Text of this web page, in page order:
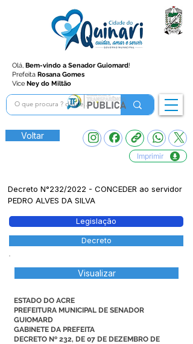
Olá, Bem-vindo a Senador Guiomard!
Prefeita Rosana Gomes
Vice Ney do Miltão
Voltar
Imprimir
Decreto N°232/2022 - CONCEDER ao servidor
PEDRO ALVES DA SILVA
Legislação
Decreto
Visualizar
ESTADO DO ACRE
PREFEITURA MUNICIPAL DE SENADOR
GUIOMARD
GABINETE DA PREFEITA
DECRETO Nº 232, DE 07 DE DEZEMBRO DE